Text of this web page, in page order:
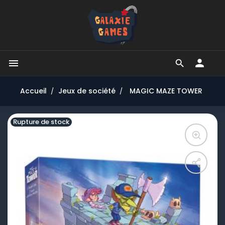


Accueil Jeux de société MAGIC MAZE TOWER
Rupture de stock